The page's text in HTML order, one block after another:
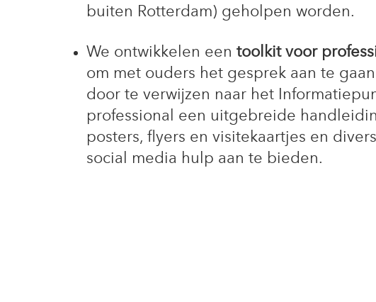
buiten Rotterdam) geholpen worden.
We ontwikkelen een toolkit voor
om met ouders het gesprek aan te
door te verwijzen naar het
professional een uitgebreide
posters, flyers en visitekaartjes en
social media hulp aan te bieden.